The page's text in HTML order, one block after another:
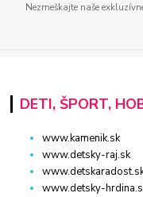
Nezmeškajte naše
DETI, ŠPORT,
www.kamenik.sk
www.detsky-raj.sk
www.detsky-